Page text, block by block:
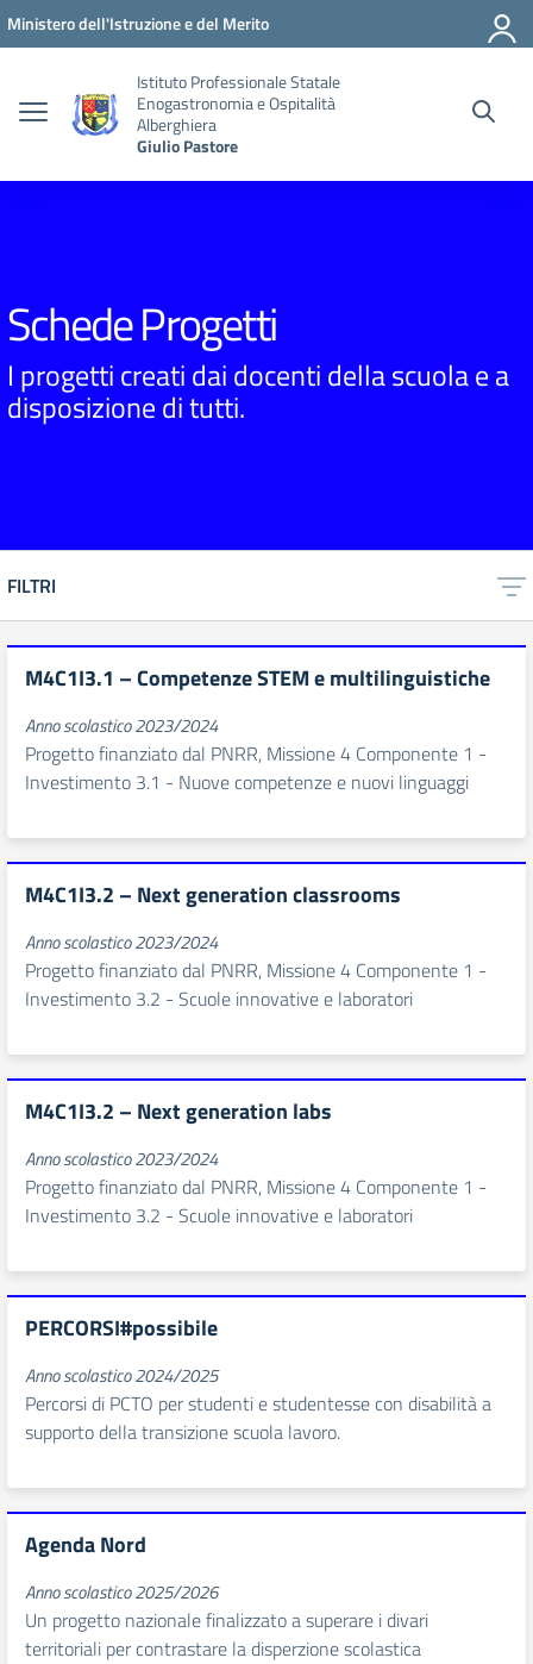
Vai ai contenuti
Vai al menu di navigazione
Vai al footer
Ministero dell'Istruzione e del Merito
Istituto Professionale Statale
Enogastronomia e Ospitalità
Alberghiera
Giulio Pastore
Schede Progetti
I progetti creati dai docenti della scuola e a
disposizione di tutti.
FILTRI
M4C1I3.1 – Competenze STEM e multilinguistiche
Anno scolastico 2023/2024
Progetto finanziato dal PNRR, Missione 4 Componente 1 -
Investimento 3.1 - Nuove competenze e nuovi linguaggi
M4C1I3.2 – Next generation classrooms
Anno scolastico 2023/2024
Progetto finanziato dal PNRR, Missione 4 Componente 1 -
Investimento 3.2 - Scuole innovative e laboratori
M4C1I3.2 – Next generation labs
Anno scolastico 2023/2024
Progetto finanziato dal PNRR, Missione 4 Componente 1 -
Investimento 3.2 - Scuole innovative e laboratori
PERCORSI#possibile
Anno scolastico 2024/2025
Percorsi di PCTO per studenti e studentesse con disabilità a
supporto della transizione scuola lavoro.
Agenda Nord
Anno scolastico 2025/2026
Un progetto nazionale finalizzato a superare i divari
territoriali per contrastare la disperzione scolastica